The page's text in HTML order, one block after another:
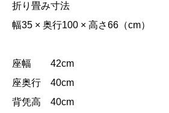
折り畳み寸法
幅35 × 奥行100 × 高さ66（cm）
座幅 42cm
座奥行 40cm
背凭高 40cm